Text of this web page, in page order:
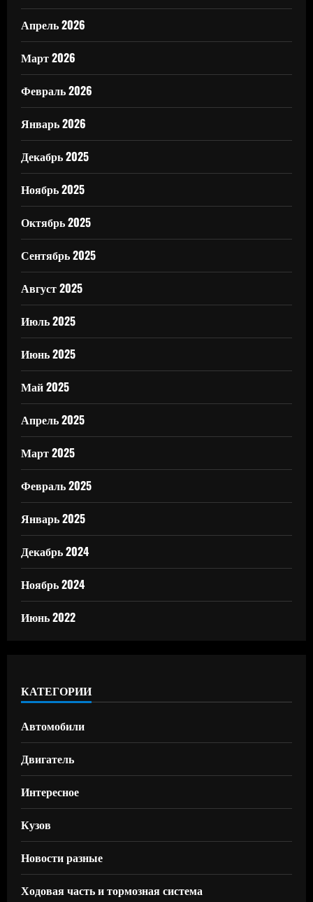
Апрель 2026
Март 2026
Февраль 2026
Январь 2026
Декабрь 2025
Ноябрь 2025
Октябрь 2025
Сентябрь 2025
Август 2025
Июль 2025
Июнь 2025
Май 2025
Апрель 2025
Март 2025
Февраль 2025
Январь 2025
Декабрь 2024
Ноябрь 2024
Июнь 2022
КАТЕГОРИИ
Автомобили
Двигатель
Интересное
Кузов
Новости разные
Ходовая часть и тормозная система